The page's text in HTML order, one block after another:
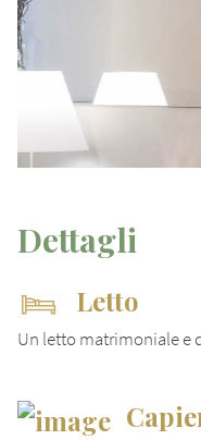
Dettagli
Letto
Un letto matrimoniale e